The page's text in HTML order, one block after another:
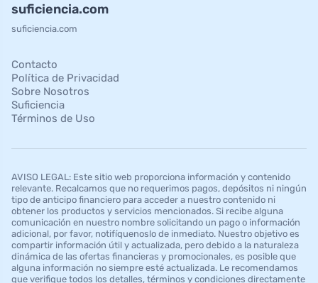
suficiencia.com
suficiencia.com
Contacto
Política de Privacidad
Sobre Nosotros
Suficiencia
Términos de Uso
AVISO LEGAL: Este sitio web proporciona información y contenido
relevante. Recalcamos que no requerimos pagos, depósitos ni ningún
tipo de anticipo financiero para acceder a nuestro contenido ni
obtener los productos y servicios mencionados. Si recibe alguna
comunicación en nuestro nombre solicitando un pago o información
adicional, por favor, notifíquenoslo de inmediato. Nuestro objetivo es
compartir información útil y actualizada, pero debido a la naturaleza
dinámica de las ofertas financieras y promocionales, es posible que
alguna información no siempre esté actualizada. Le recomendamos
que verifique todos los detalles, términos y condiciones directamente